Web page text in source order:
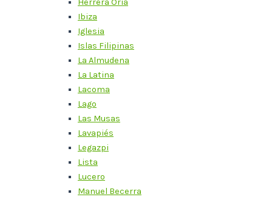
Ibiza
Iglesia
Islas Filipinas
La Almudena
La Latina
Lacoma
Lago
Las Musas
Lavapiés
Legazpi
Lista
Lucero
Manuel Becerra